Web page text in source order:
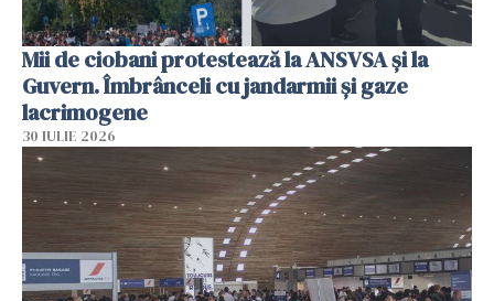
Mii de ciobani protestează la ANSVSA și la
Guvern. Îmbrânceli cu jandarmii și gaze
lacrimogene
30 IULIE 2026